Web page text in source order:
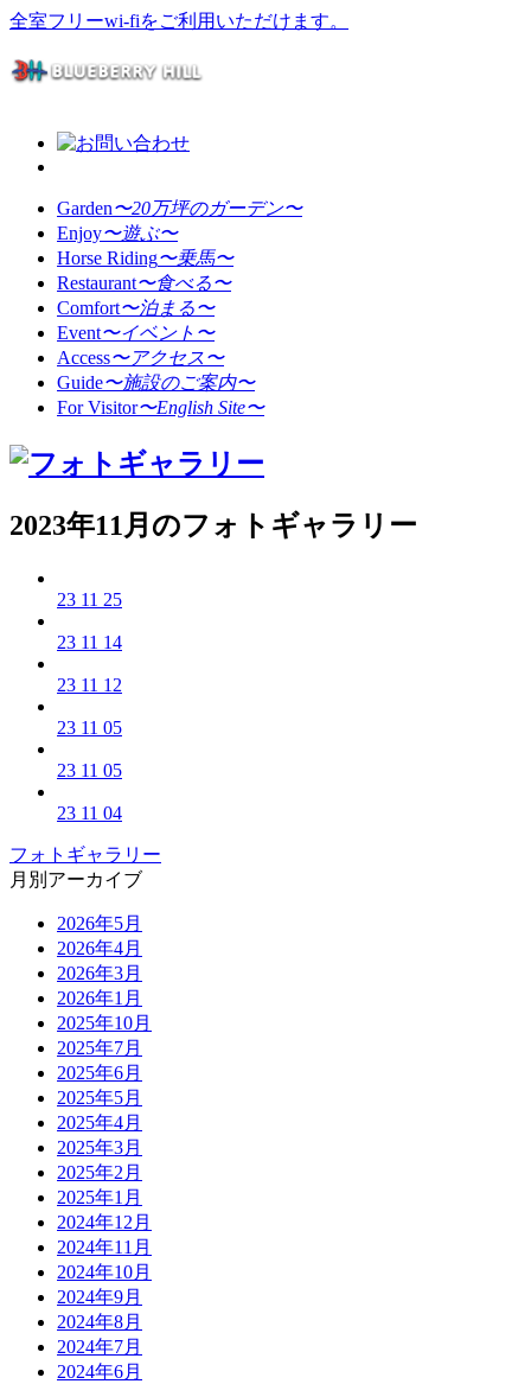
全室フリーwi-fiをご利用いただけます。
Garden〜20万坪のガーデン〜
Enjoy〜遊ぶ〜
Horse Riding〜乗馬〜
Restaurant〜食べる〜
Comfort〜泊まる〜
Event〜イベント〜
Access〜アクセス〜
Guide〜施設のご案内〜
For Visitor〜English Site〜
2023年11月のフォトギャラリー
23 11 25
23 11 14
23 11 12
23 11 05
23 11 05
23 11 04
フォトギャラリー
月別アーカイブ
2026年5月
2026年4月
2026年3月
2026年1月
2025年10月
2025年7月
2025年6月
2025年5月
2025年4月
2025年3月
2025年2月
2025年1月
2024年12月
2024年11月
2024年10月
2024年9月
2024年8月
2024年7月
2024年6月